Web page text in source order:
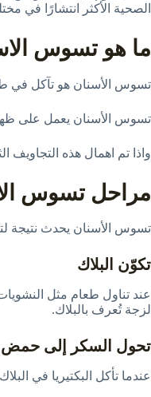
الصحية الأكثر انتشارًا في
ما هو تسوس
تسوس الأسنان هو تآكل في
تسوس الأسنان يعمل على ظهور
واذا تم اهمال هذه
مراحل تسوس
تسوس الأسنان يحدث نتيجة
تكوّن البلاك
عند تناول طعام مثل
لزجة تُعرف بالبلاك.
تحول السكر إلى حمض
عندما تأكل البكتيريا في